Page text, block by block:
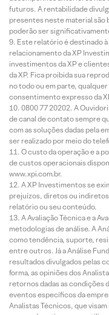
futuros. A rentabilidade
presentes neste material são
poderão ser
Este relatório é destinado
relacionamento da XP
investimentos da XP e
da XP. Fica proibida sua
no todo ou em parte,
consentimento expresso da
0800 77 20202. A
de canal de contato sempre
com as soluções dadas pela
ser realizado por meio do
O custo da operação e a
de custos operacionais
www.xpi.com.br.
A XP Investimentos se
prejuízos, diretos ou
relatório ou seu conteúdo.
A Avaliação Técnica e a
metodologias de análise. A
como tendência, suporte,
entre outros. Já a Análise
resultados divulgados pelas
forma, as opiniões dos
retornos dadas as condições
eventos específicos da
Analistas Técnicos, que